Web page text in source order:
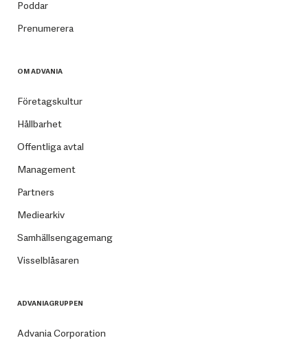
Poddar
Prenumerera
OM ADVANIA
Företagskultur
Hållbarhet
Offentliga avtal
Management
Partners
Mediearkiv
Samhällsengagemang
Visselblåsaren
ADVANIAGRUPPEN
Advania Corporation